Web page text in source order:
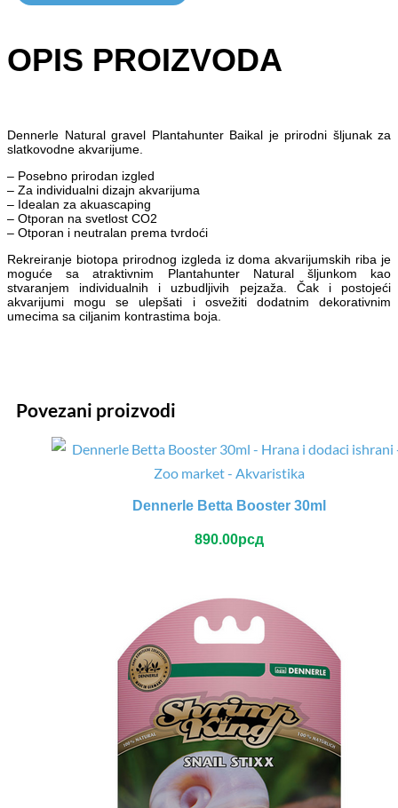
OPIS PROIZVODA
Dennerle Natural gravel Plantahunter Baikal je prirodni šljunak za
slatkovodne akvarijume.
– Posebno prirodan izgled
– Za individualni dizajn akvarijuma
– Idealan za akuascaping
– Otporan na svetlost CO2
– Otporan i neutralan prema tvrdoći
Rekreiranje biotopa prirodnog izgleda iz doma akvarijumskih riba je
moguće sa atraktivnim Plantahunter Natural šljunkom kao
stvaranjem individualnih i uzbudljivih pejzaža. Čak i postojeći
akvarijumi mogu se ulepšati i osvežiti dodatnim dekorativnim
umecima sa ciljanim kontrastima boja.
Povezani proizvodi
Dennerle Betta Booster 30ml
890.00рсд